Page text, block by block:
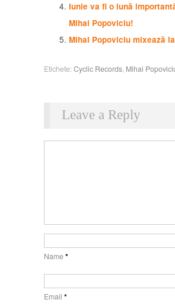
Iunie va fi o lună
Mihai Popoviciu!
Mihai Popoviciu mixează
Etichete:Cyclic Records, Mihai
Leave a Reply
Name*
Email *